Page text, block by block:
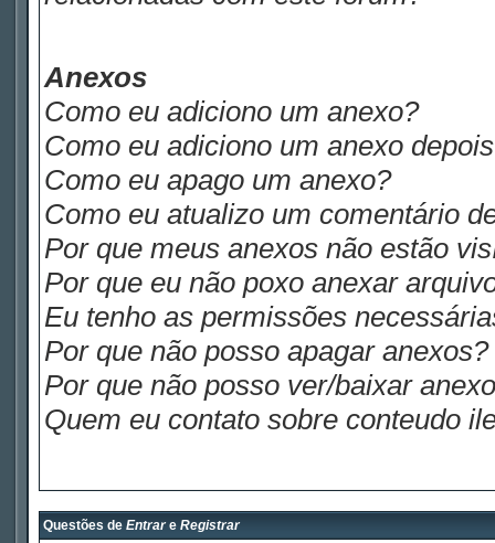
Anexos
Como eu adiciono um anexo?
Como eu adiciono um anexo
Como eu apago um anexo?
Como eu atualizo um comentário
Por que meus anexos não estão
Por que eu não poxo anexar
Eu tenho as permissões
Por que não posso apagar anexos?
Por que não posso ver/baixar
Quem eu contato sobre conteudo
Questões de Entrare Registrar